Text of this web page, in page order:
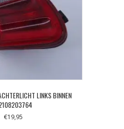
LINKS BINNEN
€19,95